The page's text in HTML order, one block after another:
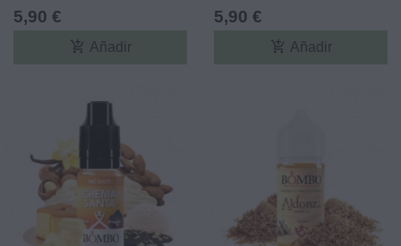
5,90 €
add_shopping_cart Añadir
5,90 €
add_shopping_cart Añadir